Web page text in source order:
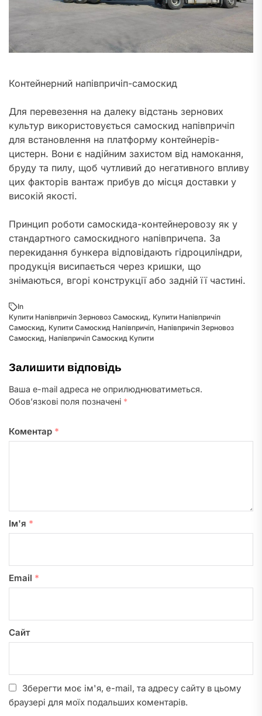
Контейнерний напівпричіп-самоскид
Для перевезення на далеку відстань зернових
культур використовується самоскид напівпричіп
для встановлення на платформу контейнерів-
цистерн. Вони є надійним захистом від намокання,
бруду та пилу, щоб чутливий до негативного впливу
цих факторів вантаж прибув до місця доставки у
високій якості.
Принцип роботи самоскида-контейнеровозу як у
стандартного самоскидного напівпричепа. За
перекидання бункера відповідають гідроциліндри,
продукція висипається через кришки, що
знімаються, вгорі конструкції або задній її частині.
In
Купити Напівпричіп Зерновоз Самоскид, Купити Напівпричіп
Самоскид, Купити Самоскид Напівпричіп, Напівпричіп Зерновоз
Самоскид, Напівпричіп Самоскид Купити
Залишити відповідь
Ваша e-mail адреса не оприлюднюватиметься.
Обов’язкові поля позначені *
Коментар *
Ім'я *
Email *
Сайт
Зберегти моє ім'я, e-mail, та адресу сайту в цьому
браузері для моїх подальших коментарів.